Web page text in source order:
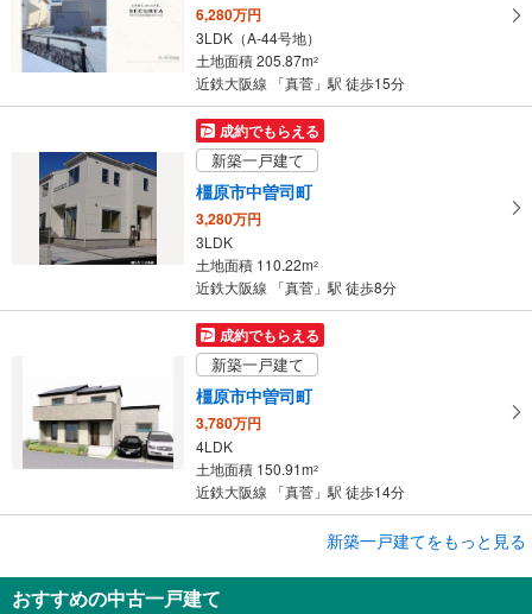
ー
ジ
に
保
6,280万円
3LDK（A-44号地）
土地面積 205.87m2
近鉄大阪線 「真菅」駅 徒歩15分
成約でもらえる
新築一戸建て
橿原市中曽司町
3,280万円
3LDK
土地面積 110.22m2
近鉄大阪線 「真菅」駅 徒歩8分
成約でもらえる
新築一戸建て
橿原市中曽司町
3,780万円
4LDK
土地面積 150.91m2
近鉄大阪線 「真菅」駅 徒歩14分
橿原市中曽司町
新築一戸建てをもっと見る
おすすめの中古一戸建て